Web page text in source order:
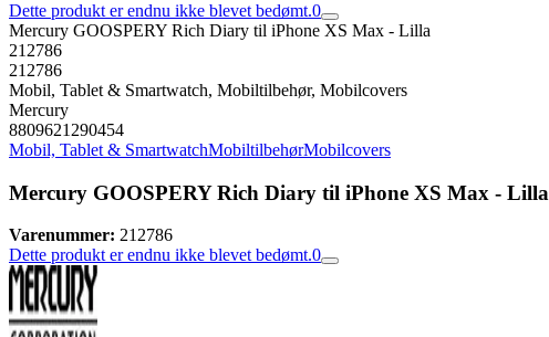
Dette produkt er endnu ikke blevet bedømt.0
Mercury GOOSPERY Rich Diary til iPhone XS Max - Lilla
212786
212786
Mobil, Tablet & Smartwatch, Mobiltilbehør, Mobilcovers
Mercury
8809621290454
Mobil, Tablet & SmartwatchMobiltilbehørMobilcovers
Mercury GOOSPERY Rich Diary til iPhone XS Max - Lilla
Varenummer: 212786
Dette produkt er endnu ikke blevet bedømt.0